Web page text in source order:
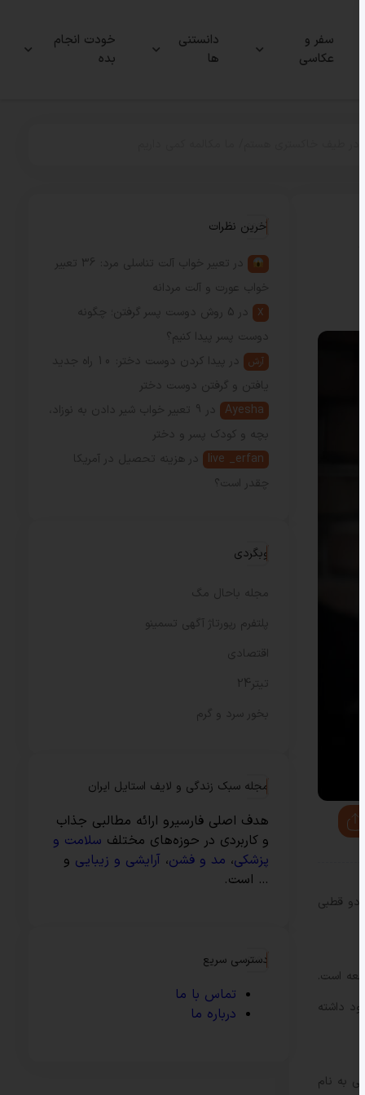
سفر و
عکاسی
دانستنی
ها
خودت انجام
بده
در طیف خاکستری هستم/ ما مکالمه کمی داریم
دو قطبی
است.
داشته
به نام
آخرین نظرات
در
تعبیر خواب آلت تناسلی مرد: 36 تعبیر
خواب عورت و آلت مردانه
X در
5 روش دوست پسر گرفتن؛ چگونه
دوست پسر پیدا کنیم؟
آرش در
پیدا کردن دوست دختر: 10 راه جدید
یافتن و گرفتن دوست دختر
Ayesha
در
9 تعبیر خواب شیر دادن به نوزاد،
بچه و کودک پسر و دختر
live _erfan
در
هزینه تحصیل در آمریکا
چقدر است؟
وبگردی
مجله باحال مگ
پلتفرم رپورتاژ آگهی تسمینو
اقتصادی
تیتر24
بخور سرد و گرم
مجله سبک زندگی و لایف استایل ایران
هدف اصلی فارسیرو ارائه مطالبی جذاب
و کاربردی در حوزه‌های مختلف سلامت و
پزشکی، مد و فشن، آرایشی و زیبایی و
… است.
دسترسی سریع
تماس با ما
درباره ما